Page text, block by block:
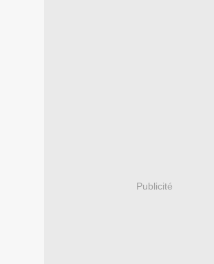
Publicité